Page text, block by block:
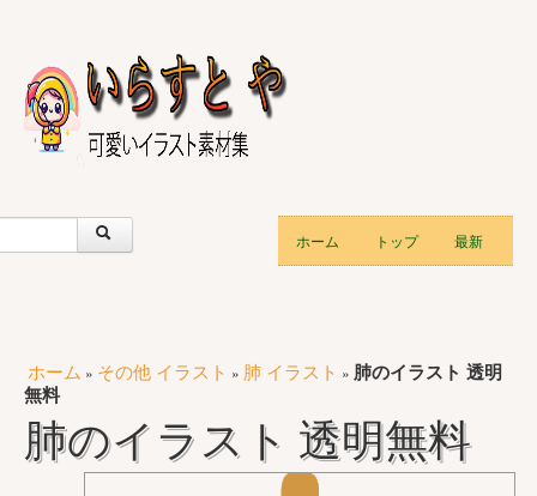
ホーム トップ 最新
ホーム » その他 イラスト » 肺 イラスト » 肺のイラスト 透明
無料
肺のイラスト 透明無料